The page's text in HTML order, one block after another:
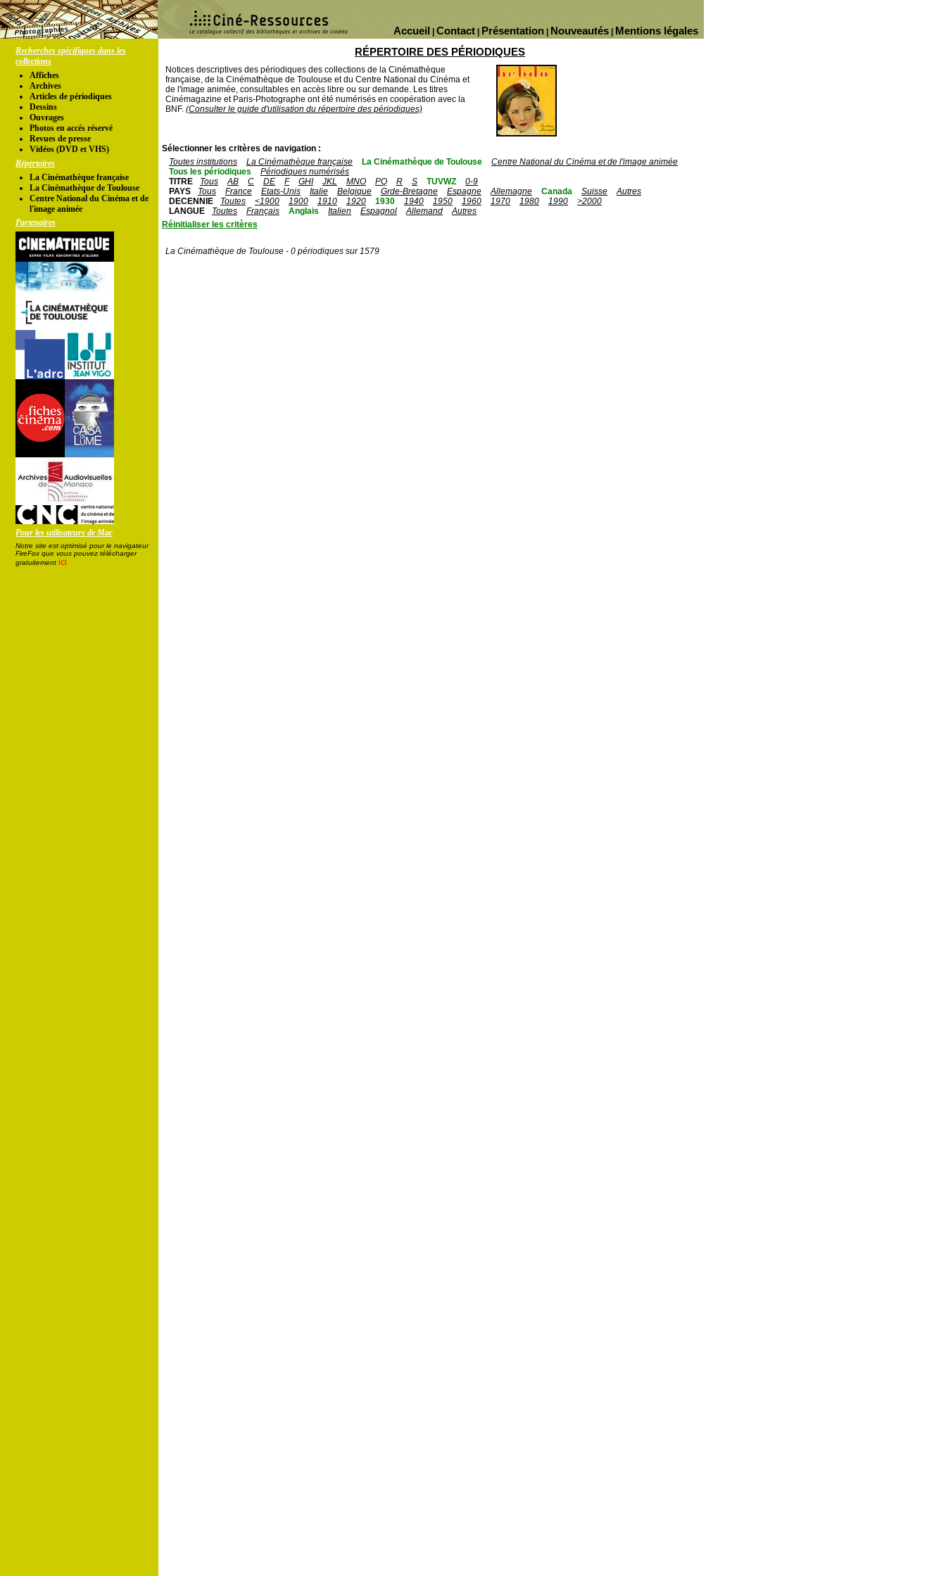
Mentions légales
Nouveautés
Présentation
Contact
Accueil
Recherches spécifiques dans les
collections
Affiches
Archives
Articles de périodiques
Dessins
Ouvrages
Photos en accés réservé
Revues de presse
Vidéos (DVD et VHS)
Répertoires
La Cinémathèque française
La Cinémathèque de Toulouse
Centre National du Cinéma et de
l'image animée
Partenaires
Pour les utilisateurs de Mac
Notre site est optimisé pour le navigateur
FireFox que vous pouvez télécharger
gratuitement ici
RÉPERTOIRE DES PÉRIODIQUES
Notices descriptives des périodiques des collections de la Cinémathèque
française, de la Cinémathèque de Toulouse et du Centre National du Cinéma et
de l'image animée, consultables en accès libre ou sur demande. Les titres
Cinémagazine et Paris-Photographe ont été numérisés en coopération avec la
BNF. (Consulter le guide d'utilisation du répertoire des périodiques)
Sélectionner les critères de navigation :
Toutes institutions
La Cinémathèque française La Cinémathèque de Toulouse
Centre National du Cinéma et de l'image animée
Tous les périodiques
Périodiques numérisés
TITRE
Tous AB C DE F GHI JKL MNO PQ R S TUVWZ
0-9
PAYS
Tous France Etats-Unis Italie Belgique Grde-Bretagne Espagne Allemagne Canada Suisse
Autres
DECENNIE
Toutes <1900 1900 1910 1920 1930 1940 1950 1960 1970 1980 1990
>2000
LANGUE
Toutes Français Anglais Italien Espagnol Allemand
Autres
Réinitialiser les critères
La Cinémathèque de Toulouse - 0 périodiques sur 1579